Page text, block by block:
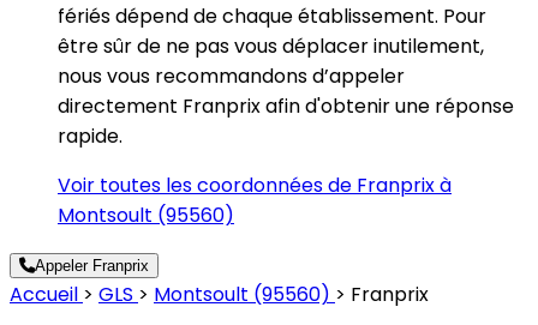
fériés dépend de chaque établissement. Pour
être sûr de ne pas vous déplacer inutilement,
nous vous recommandons d’appeler
directement Franprix afin d'obtenir une réponse
rapide.
Voir toutes les coordonnées de Franprix à
Montsoult (95560)
Appeler Franprix
Accueil > GLS > Montsoult (95560) > Franprix